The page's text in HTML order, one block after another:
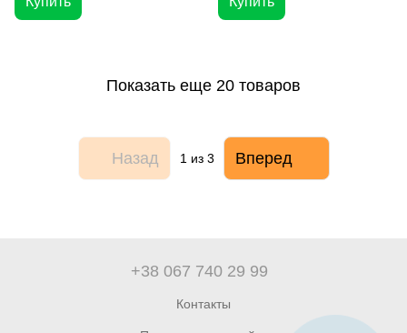
Показать еще 20 товаров
Назад 1 из 3 Вперед
+38 067 740 29 99
Контакты